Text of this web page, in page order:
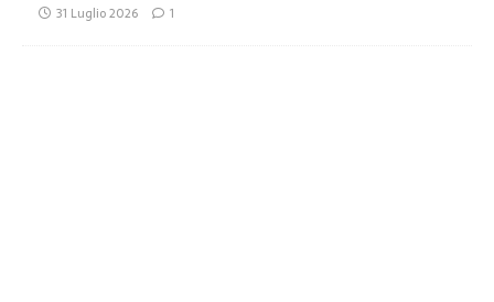
31 Luglio 2026 1